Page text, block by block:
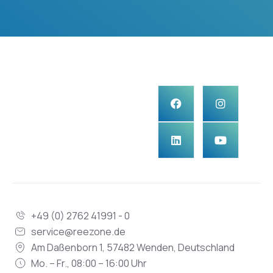
+49 (0) 2762 41991 - 0
service@reezone.de
Am Daßenborn 1, 57482 Wenden, Deutschland
Mo. – Fr., 08:00 – 16:00 Uhr